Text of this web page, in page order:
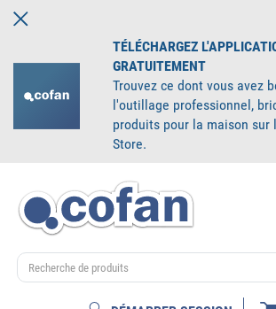
TÉLÉCHARGEZ
GRATUITEMENT
Trouvez ce dont vous avez
l'outillage professionnel,
produits pour la maison sur
Store.